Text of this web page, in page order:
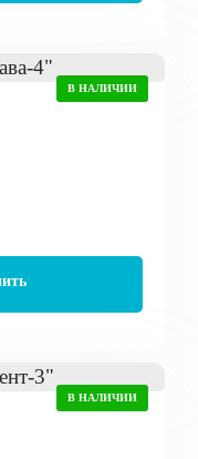
В НАЛИЧИИ
В НАЛИЧИИ